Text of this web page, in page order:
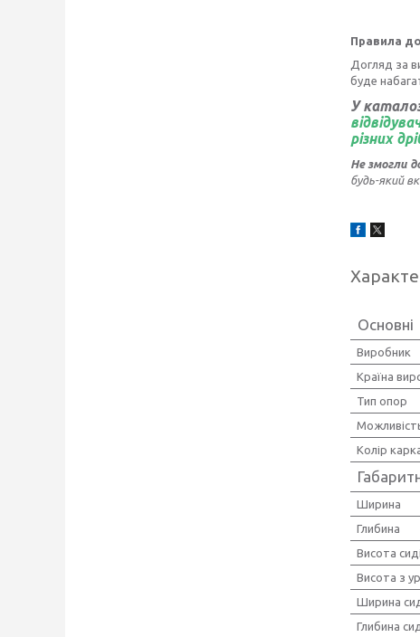
Правила
Догляд за
буде
У
різних
Не змогли
будь-який
Основні
Виробник
Країна
Тип опор
Колір
Ширина
Глибина
Висота
Висота з
Ширина
Глибина